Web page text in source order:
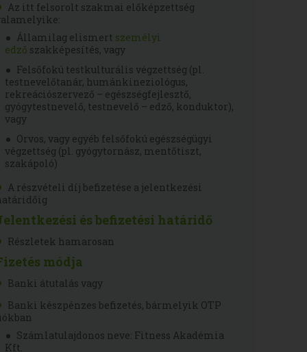
Az itt felsorolt szakmai előképzettség
Államilag elismert személyi
edző szakképesítés, vagy
Felsőfokú testkulturális végzettség (pl.
testnevelőtanár, humánkineziológus,
rekreációszervező – egészségfejlesztő,
gyógytestnevelő, testnevelő – edző, konduktor),
vagy
Orvos, vagy egyéb felsőfokú egészségügyi
végzettség (pl. gyógytornász, mentőtiszt,
szakápoló)
A részvételi díj befizetése a jelentkezési
és befizetési határidő
Részletek hamarosan
módja
Banki átutalás vagy
Banki készpénzes befizetés, bármelyik OTP
Számlatulajdonos neve: Fitness Akadémia
Kft.